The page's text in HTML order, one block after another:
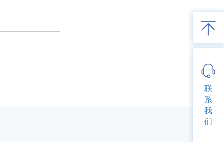
联
系
我
们